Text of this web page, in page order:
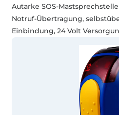
Autarke SOS-
Notruf-Übertragung,
Einbindung, 24 Volt